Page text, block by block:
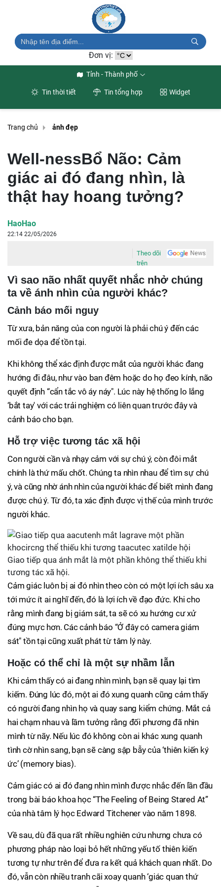
Đơn vị:
Tỉnh - Thành phố
Tin thời tiết Tin tổng hợp Widget
Trang chủ ảnh đẹp
Well-nessBổ Não: Cảm
giác ai đó đang nhìn, là
thật hay hoang tưởng?
HaoHao
22:14 22/05/2026
Theo dõi
trên
Vì sao não nhất quyết nhắc nhở chúng
ta về ánh nhìn của người khác?
Cảnh báo mối nguy
Từ xưa, bản năng của con người là phải chú ý đến các
mối đe dọa để tồn tại.
Khi không thể xác định được mắt của người khác đang
hướng đi đâu, như vào ban đêm hoặc do họ đeo kính, não
quyết định “cẩn tắc vô áy náy". Lúc này hệ thống lo lắng
‘bắt tay' với các trải nghiệm có liên quan trước đây và
cảnh báo cho bạn.
Hỗ trợ việc tương tác xã hội
Con người cần và nhạy cảm với sự chú ý, còn đôi mắt
chính là thứ mấu chốt. Chúng ta nhìn nhau để tìm sự chú
ý, và cũng nhờ ánh nhìn của người khác để biết mình đang
được chú ý. Từ đó, ta xác định được vị thế của mình trước
người khác.
Giao tiếp qua ánh mắt là một phần không thể thiếu khi
tương tác xã hội.
Cảm giác luôn bị ai đó nhìn theo còn có một lợi ích sâu xa
tới mức ít ai nghĩ đến, đó là lợi ích về đạo đức. Khi cho
rằng mình đang bị giám sát, ta sẽ có xu hướng cư xử
đúng mực hơn. Các cảnh báo “Ở đây có camera giám
sát" tồn tại cũng xuất phát từ tâm lý này.
Hoặc có thể chỉ là một sự nhầm lẫn
Khi cảm thấy có ai đang nhìn mình, bạn sẽ quay lại tìm
kiếm. Đúng lúc đó, một ai đó xung quanh cũng cảm thấy
có người đang nhìn họ và quay sang kiểm chứng. Mắt cả
hai chạm nhau và lầm tưởng rằng đối phương đã nhìn
mình từ nãy. Nếu lúc đó không còn ai khác xung quanh
tình cờ nhìn sang, bạn sẽ càng sập bẫy của ‘thiên kiến ký
ức’ (memory bias).
Cảm giác có ai đó đang nhìn mình được nhắc đến lần đầu
trong bài báo khoa học “The Feeling of Being Stared At”
của nhà tâm lý học Edward Titchener vào năm 1898.
Về sau, dù đã qua rất nhiều nghiên cứu nhưng chưa có
phương pháp nào loại bỏ hết những yếu tố thiên kiến
tương tự như trên để đưa ra kết quả khách quan nhất. Do
đó, vẫn còn nhiều tranh cãi xoay quanh ‘giác quan thứ